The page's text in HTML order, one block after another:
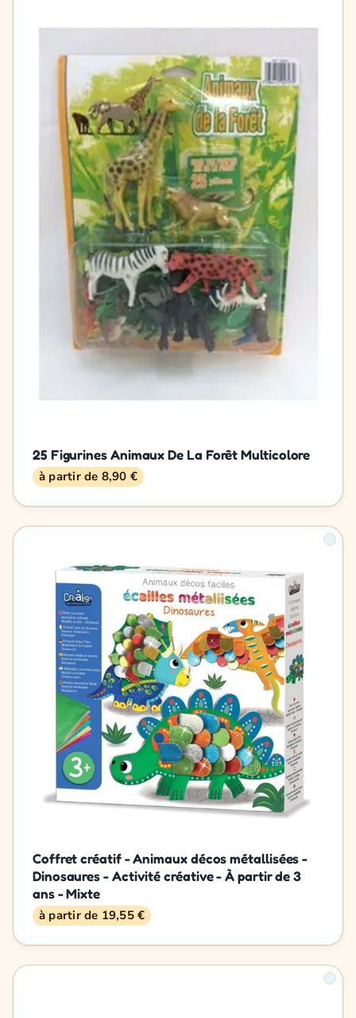
25 Figurines Animaux De La Forêt Multicolore
à partir de 8,90 €
Coffret créatif - Animaux décos métallisées -
Dinosaures - Activité créative - À partir de 3
ans - Mixte
à partir de 19,55 €